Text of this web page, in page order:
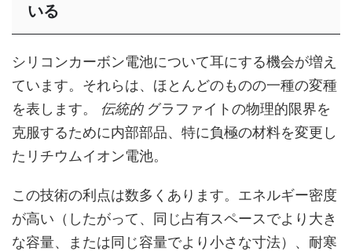
いる
シリコンカーボン電池について耳にする機会が増え
ています。それらは、ほとんどのものの一種の変種
を表します。 伝統的 グラファイトの物理的限界を
克服するために内部部品、特に負極の材料を変更し
たリチウムイオン電池。
この技術の利点は数多くあります。エネルギー密度
が高い（したがって、同じ占有スペースでより大き
な容量、または同じ容量でより小さな寸法）、耐寒